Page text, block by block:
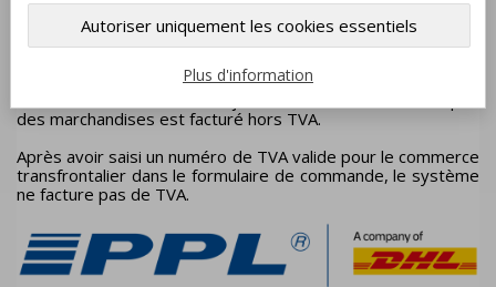
Les marchandises ont le statut UE, il n'y a pas d'obligation
de payer des droits d'importation. Le prix des marchandises
des marchandises est facturé hors TVA.
Après avoir saisi un numéro de TVA valide pour le commerce
transfrontalier dans le formulaire de commande, le système
ne facture pas de TVA.
Autoriser uniquement les cookies essentiels
Plus d'information